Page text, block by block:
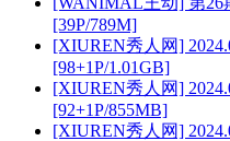
[39P/789M]
[XIUREN秀人网]
[98+1P/1.01GB]
[XIUREN秀人网]
[92+1P/855MB]
[XIUREN秀人网]